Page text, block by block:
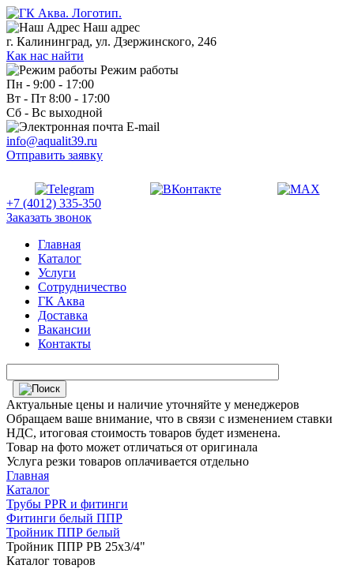
Наш адрес
г. Калининград, ул. Дзержинского, 246
Как нас найти
Режим работы
Пн - 9:00 - 17:00
Вт - Пт 8:00 - 17:00
Сб - Вс выходной
E-mail
info@aqualit39.ru
Отправить заявку
+7 (4012) 335-350
Заказать звонок
Главная
Каталог
Услуги
Сотрудничество
ГК Аква
Доставка
Вакансии
Контакты
Актуальные цены и наличие уточняйте у менеджеров
Обращаем ваше внимание, что в связи с изменением ставки
НДС, итоговая стоимость товаров будет изменена.
Товар на фото может отличаться от оригинала
Услуга резки товаров оплачивается отдельно
Главная
Каталог
Трубы PPR и фитинги
Фитинги белый ППР
Тройник ППР белый
Тройник ППР РВ 25х3/4"
Каталог товаров